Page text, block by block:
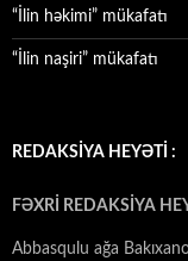
“İlin həkimi” mükafatı
“İlin naşiri” mükafatı
REDAKSİYA HEYƏTİ :
FƏXRİ REDAKSİYA
Abbasqulu ağa